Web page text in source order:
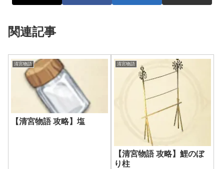
関連記事
清宮物語
【清宮物語 攻略】塩
清宮物語
【清宮物語 攻略】鯉のぼ
り柱